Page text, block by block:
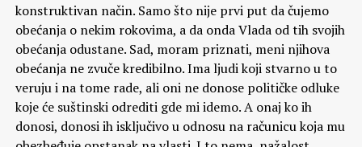
konstruktivan način. Samo što nije prvi put da čujemo
obećanja o nekim rokovima, a da onda Vlada od tih svojih
obećanja odustane. Sad, moram priznati, meni njihova
obećanja ne zvuče kredibilno. Ima ljudi koji stvarno u to
veruju i na tome rade, ali oni ne donose političke odluke
koje će suštinski odrediti gde mi idemo. A onaj ko ih
donosi, donosi ih isključivo u odnosu na računicu koja mu